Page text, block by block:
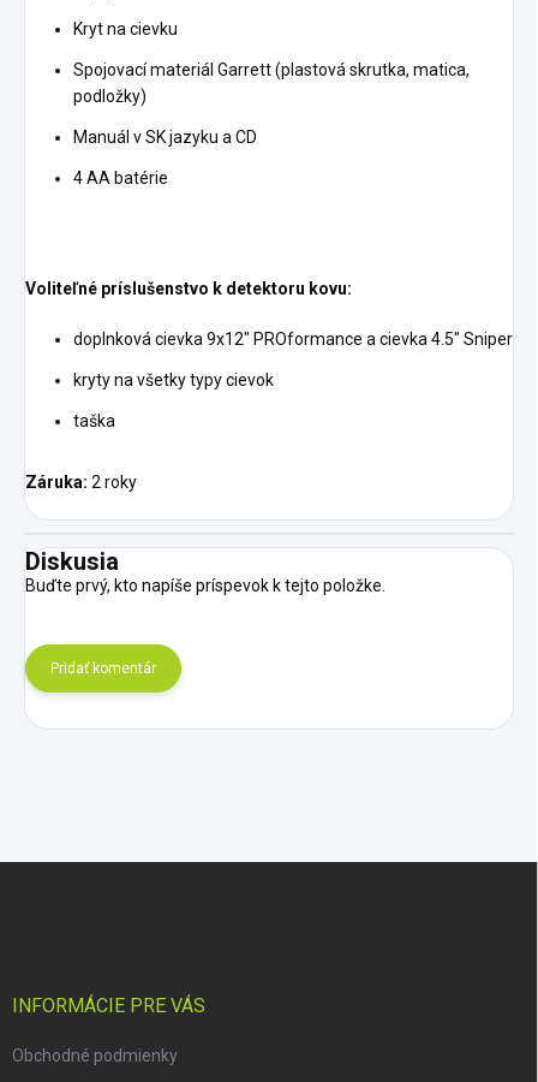
Kryt na cievku
Spojovací materiál Garrett (plastová skrutka, matica,
podložky)
Manuál v SK jazyku a CD
4 AA batérie
Voliteľné príslušenstvo k detektoru kovu:
doplnková cievka 9x12" PROformance a cievka 4.5" Sniper
kryty na všetky typy cievok
taška
Záruka: 2 roky
Diskusia
Buďte prvý, kto napíše príspevok k tejto položke.
Pridať komentár
INFORMÁCIE PRE VÁS
Obchodné podmienky